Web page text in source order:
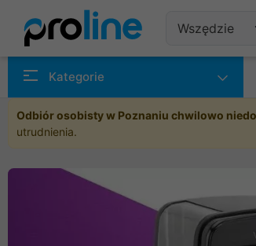
Kategorie
Odbiór osobisty w Poznaniu chwilowo
utrudnienia.